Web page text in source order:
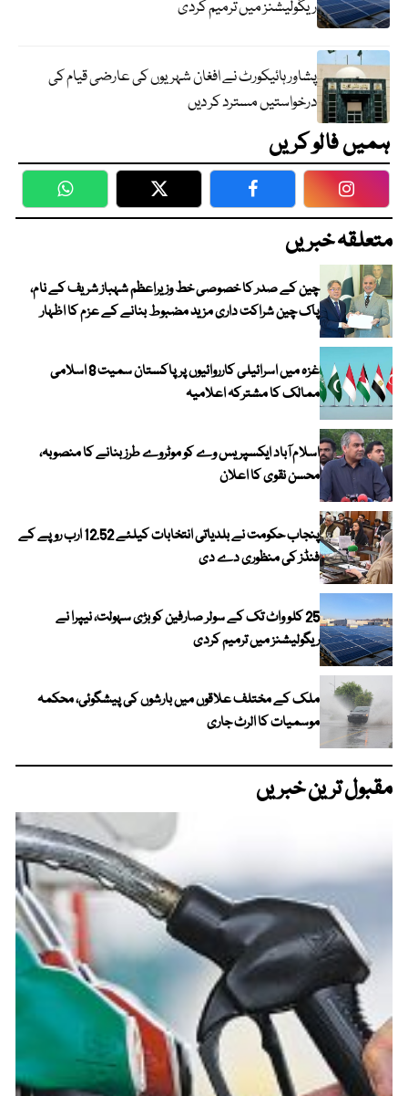
ریگولیشنز میں ترمیم کردی
پشاور ہائیکورٹ نے افغان شہریوں کی عارضی قیام کی
درخواستیں مسترد کر دیں
ہمیں فالو کریں
WhatsApp Twitter Facebook
متعلقہ خبریں
چین کے صدر کا خصوصی خط وزیراعظم شہباز شریف کے نام،
پاک چین شراکت داری مزید مضبوط بنانے کے عزم کا اظہار
غزہ میں اسرائیلی کارروائیوں پر پاکستان سمیت 8 اسلامی
ممالک کا مشترکہ اعلامیہ
اسلام آباد ایکسپریس وے کو موٹروے طرز بنانے کا منصوبہ،
محسن نقوی کا اعلان
پنجاب حکومت نے بلدیاتی انتخابات کیلئے 12.52 ارب روپے کے
فنڈز کی منظوری دے دی
25 کلو واٹ تک کے سولر صارفین کو بڑی سہولت، نیپرا نے
ریگولیشنز میں ترمیم کردی
ملک کے مختلف علاقوں میں بارشوں کی پیشگوئی، محکمہ
موسمیات کا الرٹ جاری
مقبول ترین خبریں